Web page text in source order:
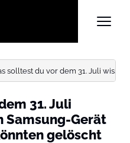
solltest du vor dem 31. Juli
31. Juli
Samsung-Gerät
gelöscht